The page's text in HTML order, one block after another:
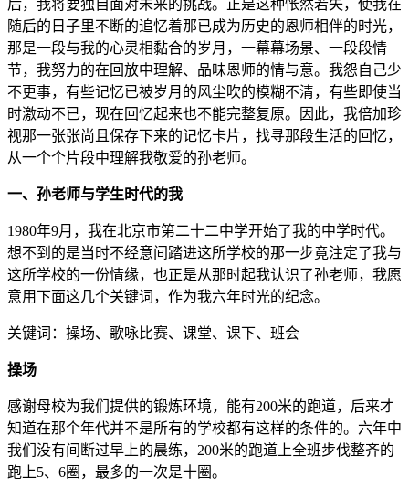
后，我将要独自面对未来的挑战。正是这种怅然若失，使我在
随后的日子里不断的追忆着那已成为历史的恩师相伴的时光，
那是一段与我的心灵相黏合的岁月，一幕幕场景、一段段情
节，我努力的在回放中理解、品味恩师的情与意。我怨自己少
不更事，有些记忆已被岁月的风尘吹的模糊不清，有些即使当
时激动不已，现在回忆起来也不能完整复原。因此，我倍加珍
视那一张张尚且保存下来的记忆卡片，找寻那段生活的回忆，
从一个个片段中理解我敬爱的孙老师。
一、孙老师与学生时代的我
1980年9月，我在北京市第二十二中学开始了我的中学时代。
想不到的是当时不经意间踏进这所学校的那一步竟注定了我与
这所学校的一份情缘，也正是从那时起我认识了孙老师，我愿
意用下面这几个关键词，作为我六年时光的纪念。
关键词：操场、歌咏比赛、课堂、课下、班会
操场
感谢母校为我们提供的锻炼环境，能有200米的跑道，后来才
知道在那个年代并不是所有的学校都有这样的条件的。六年中
我们没有间断过早上的晨练，200米的跑道上全班步伐整齐的
跑上5、6圈，最多的一次是十圈。